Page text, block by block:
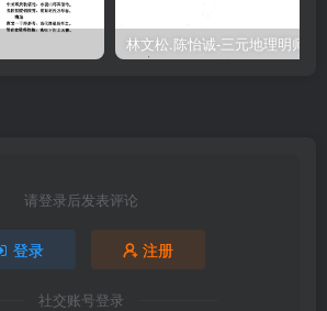
请登录后发表评论
登录 注册
社交账号登录